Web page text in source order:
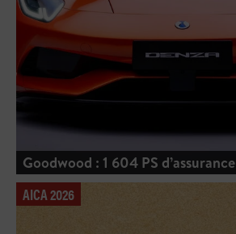
Goodwood : 1 604 PS d’assurance
AICA 2026